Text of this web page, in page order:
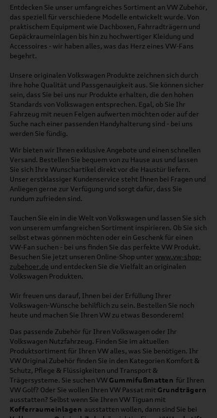
Entdecken Sie unser umfangreiches Sortiment an VW Zubehör,
das speziell für verschiedene Modelle entwickelt wurde. Von
praktischem Equipment wie Dachboxen, Fahrradträgern und
Gepäckraumeinlagen bis hin zu hochwertiger Kleidung und
Accessoires - wir haben alles, was das Herz eines VW-Fans
begehrt.
Unsere originalen Volkswagen Produkte zeichnen sich durch
ihre hohe Qualität und Passgenauigkeit aus. Sie können sicher
sein, dass Sie bei uns nur Produkte erhalten, die den hohen
Standards von Volkswagen entsprechen. Egal, ob Sie Ihr
Fahrzeug mit neuen Felgen aufwerten möchten oder auf der
Suche nach einer passenden Handyhalterung sind - bei uns
werden Sie fündig.
Wir bieten wir Ihnen exklusive Angebote und einen schnellen
Versand. Bestellen Sie bequem von zu Hause aus und lassen
Sie sich Ihre Wunschartikel direkt vor die Haustür liefern.
Unser erstklassiger Kundenservice steht Ihnen bei Fragen und
Anliegen gerne zur Verfügung und sorgt dafür, dass Sie
rundum zufrieden sind.
Tauchen Sie ein in die Welt von Volkswagen und lassen Sie sich
von unserem umfangreichen Sortiment inspirieren. Ob Sie sich
selbst etwas gönnen möchten oder ein Geschenk für einen
VW-Fan suchen - bei uns finden Sie das perfekte VW Produkt.
Besuchen Sie jetzt unseren Online-Shop unter www.vw-shop-
zubehoer.de und entdecken Sie die Vielfalt an originalen
Volkswagen Produkten.
Wir freuen uns darauf, Ihnen bei der Erfüllung Ihrer
Volkswagen-Wünsche behilflich zu sein. Bestellen Sie noch
heute und machen Sie Ihren VW zu etwas Besonderem!
Das passende Zubehör für Ihren Volkswagen oder Ihr
Volkswagen Nutzfahrzeug. Finden Sie im aktuellen
Produktsortiment für Ihren VW alles, was Sie benötigen. Ihr
VW Original Zubehör finden Sie in den Kategorien Komfort &
Schutz, Pflege & Flüssigkeiten und Transport &
Trägersysteme. Sie suchen VW Gummifußmatten für Ihren
VW Golf? Oder Sie wollen Ihren VW Passat mit Grundträgern
ausstatten? Selbst wenn Sie Ihren VW Tiguan mit
Kofferraumeinlagen ausstatten wollen, dann sind Sie bei